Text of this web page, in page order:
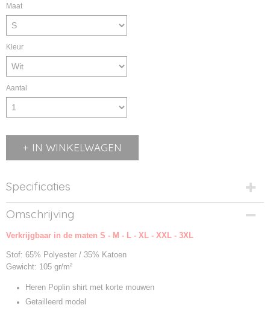
Maat
Kleur
Aantal
IN WINKELWAGEN
Specificaties
Productcode
02923-1
Productcode leverancier
Omschrijving
Verkrijgbaar in de maten S - M - L - XL - XXL - 3XL
Stof: 65% Polyester / 35% Katoen
Gewicht: 105 gr/m²
Heren Poplin shirt met korte mouwen
Getailleerd model